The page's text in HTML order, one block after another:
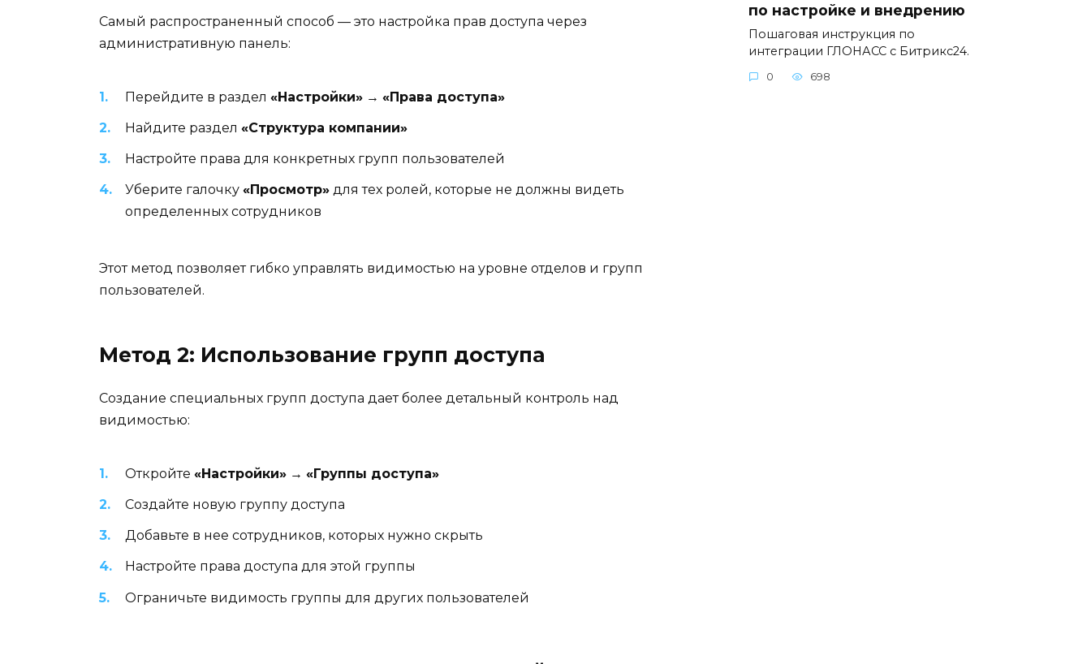
Самый распространенный способ — это настройка прав доступа через
административную панель:
Перейдите в раздел «Настройки» → «Права доступа»
Найдите раздел «Структура компании»
Настройте права для конкретных групп пользователей
Уберите галочку «Просмотр» для тех ролей, которые не должны видеть
определенных сотрудников
Этот метод позволяет гибко управлять видимостью на уровне отделов и групп
пользователей.
Метод 2: Использование групп доступа
Создание специальных групп доступа дает более детальный контроль над
видимостью:
Откройте «Настройки» → «Группы доступа»
Создайте новую группу доступа
Добавьте в нее сотрудников, которых нужно скрыть
Настройте права доступа для этой группы
Ограничьте видимость группы для других пользователей
по настройке и внедрению
Пошаговая инструкция по
интеграции ГЛОНАСС с Битрикс24.
0 698